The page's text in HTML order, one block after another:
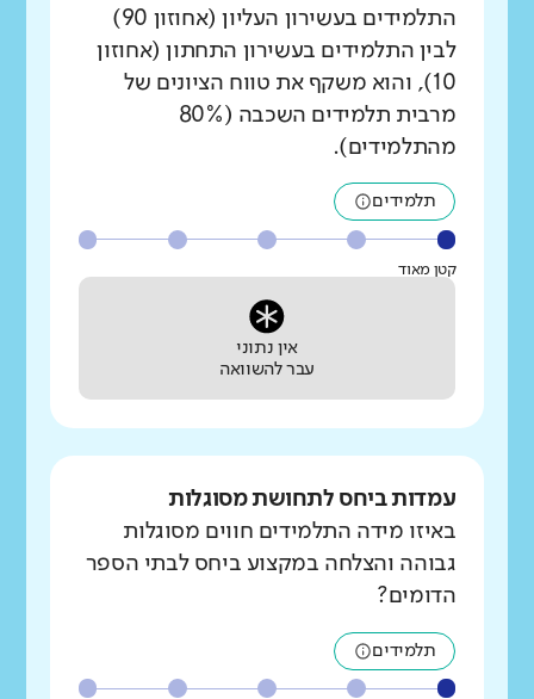
התלמידים בעשירון העליון (אחוזון 90)
לבין התלמידים בעשירון התחתון (אחוזון
10), והוא משקף את טווח הציונים של
מרבית תלמידים השכבה (80%
מהתלמידים).
תלמידים
קטן מאוד
אין נתוני
עבר להשוואה
עמדות ביחס לתחושת מסוגלות
באיזו מידה התלמידים חווים מסוגלות
גבוהה והצלחה במקצוע ביחס לבתי הספר
הדומים?
תלמידים